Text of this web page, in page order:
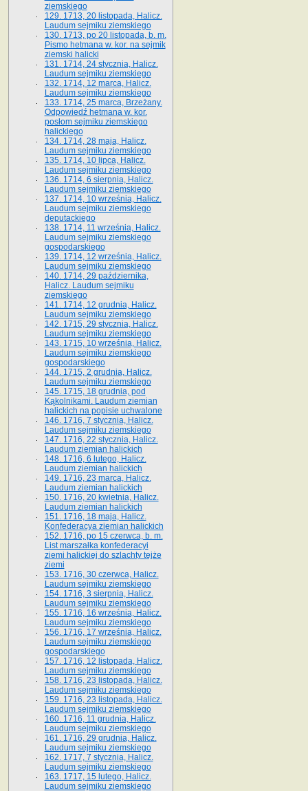
ziemskiego
129. 1713, 20 listopada, Halicz.
Laudum sejmiku ziemskiego
130. 1713, po 20 listopada, b. m.
Pismo hetmana w. kor. na sejmik
ziemski halicki
131. 1714, 24 stycznia, Halicz.
Laudum sejmiku ziemskiego
132. 1714, 12 marca, Halicz.
Laudum sejmiku ziemskiego
133. 1714, 25 marca, Brzeżany.
Odpowiedź hetmana w. kor.
posłom sejmiku ziemskiego
halickiego
134. 1714, 28 maja, Halicz.
Laudum sejmiku ziemskiego
135. 1714, 10 lipca, Halicz.
Laudum sejmiku ziemskiego
136. 1714, 6 sierpnia, Halicz.
Laudum sejmiku ziemskiego
137. 1714, 10 września, Halicz.
Laudum sejmiku ziemskiego
deputackiego
138. 1714, 11 września, Halicz.
Laudum sejmiku ziemskiego
gospodarskiego
139. 1714, 12 września, Halicz.
Laudum sejmiku ziemskiego
140. 1714, 29 października,
Halicz. Laudum sejmiku
ziemskiego
141. 1714, 12 grudnia, Halicz.
Laudum sejmiku ziemskiego
142. 1715, 29 stycznia, Halicz.
Laudum sejmiku ziemskiego
143. 1715, 10 września, Halicz.
Laudum sejmiku ziemskiego
gospodarskiego
144. 1715, 2 grudnia, Halicz.
Laudum sejmiku ziemskiego
145. 1715, 18 grudnia, pod
Kąkolnikami. Laudum ziemian
halickich na popisie uchwalone
146. 1716, 7 stycznia, Halicz.
Laudum sejmiku ziemskiego
147. 1716, 22 stycznia, Halicz.
Laudum ziemian halickich
148. 1716, 6 lutego, Halicz.
Laudum ziemian halickich
149. 1716, 23 marca, Halicz.
Laudum ziemian halickich
150. 1716, 20 kwietnia, Halicz.
Laudum ziemian halickich
151. 1716, 18 maja, Halicz.
Konfederacya ziemian halickich
152. 1716, po 15 czerwca, b. m.
List marszałka konfederacyi
ziemi halickiej do szlachty tejże
ziemi
153. 1716, 30 czerwca, Halicz.
Laudum sejmiku ziemskiego
154. 1716, 3 sierpnia, Halicz.
Laudum sejmiku ziemskiego
155. 1716, 16 września, Halicz.
Laudum sejmiku ziemskiego
156. 1716, 17 września, Halicz.
Laudum sejmiku ziemskiego
gospodarskiego
157. 1716, 12 listopada, Halicz.
Laudum sejmiku ziemskiego
158. 1716, 23 listopada, Halicz.
Laudum sejmiku ziemskiego
159. 1716, 23 listopada, Halicz.
Laudum sejmiku ziemskiego
160. 1716, 11 grudnia, Halicz.
Laudum sejmiku ziemskiego
161. 1716, 29 grudnia, Halicz.
Laudum sejmiku ziemskiego
162. 1717, 7 stycznia, Halicz.
Laudum sejmiku ziemskiego
163. 1717, 15 lutego, Halicz.
Laudum sejmiku ziemskiego